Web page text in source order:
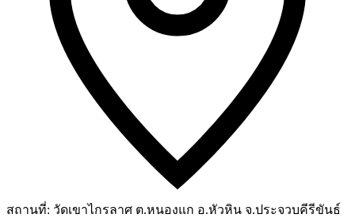
สถานที่: วัดเขาไกรลาศ ต.หนองแก อ.หัวหิน จ.ประจวบคีรีขันธ์